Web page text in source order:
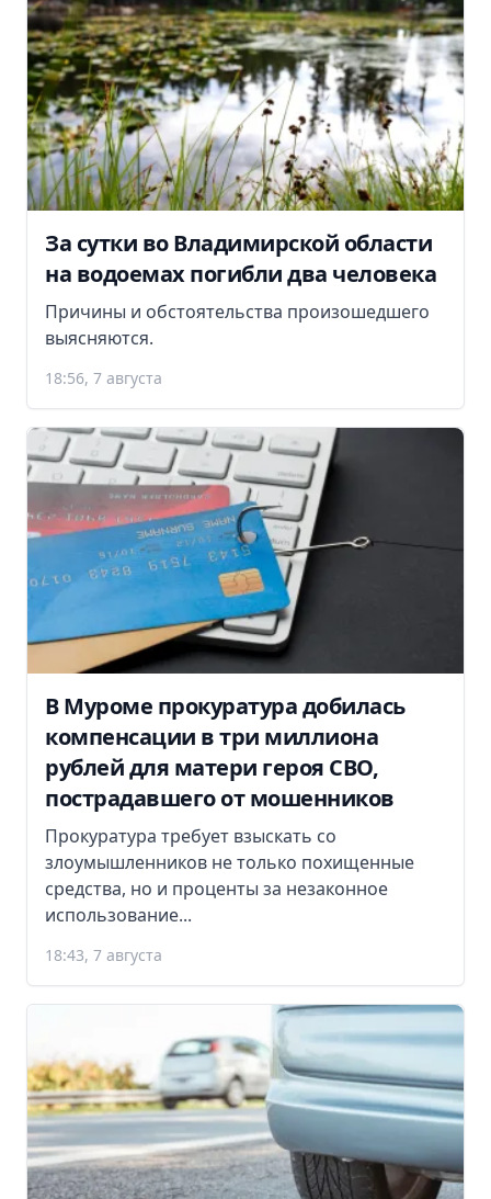
За сутки во Владимирской области
на водоемах погибли два человека
Причины и обстоятельства произошедшего
выясняются.
18:56, 7 августа
В Муроме прокуратура добилась
компенсации в три миллиона
рублей для матери героя СВО,
пострадавшего от мошенников
Прокуратура требует взыскать со
злоумышленников не только похищенные
средства, но и проценты за незаконное
использование...
18:43, 7 августа